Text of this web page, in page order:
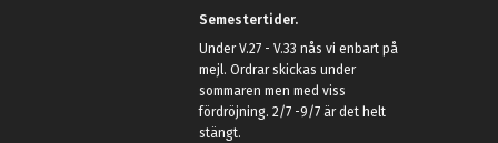
Semestertider.
Under V.27 - V.33 nås vi enbart på
mejl. Ordrar skickas under
sommaren men med viss
fördröjning. 2/7 -9/7 är det helt
stängt.